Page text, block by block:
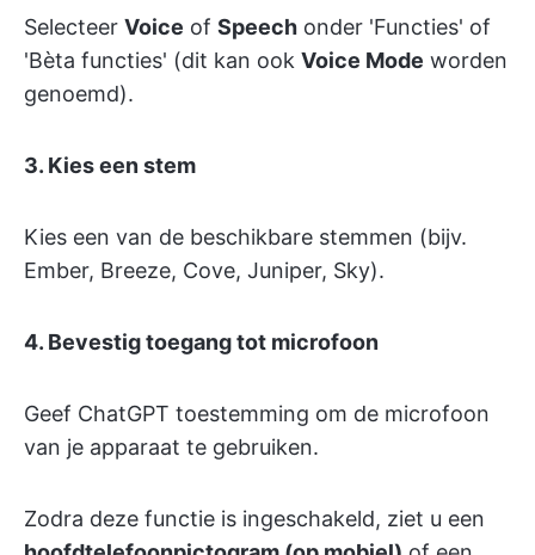
Selecteer Voice of Speech onder 'Functies' of
'Bèta functies' (dit kan ook Voice Mode worden
genoemd).
3. Kies een stem
Kies een van de beschikbare stemmen (bijv.
Ember, Breeze, Cove, Juniper, Sky).
4. Bevestig toegang tot microfoon
Geef ChatGPT toestemming om de microfoon
van je apparaat te gebruiken.
Zodra deze functie is ingeschakeld, ziet u een